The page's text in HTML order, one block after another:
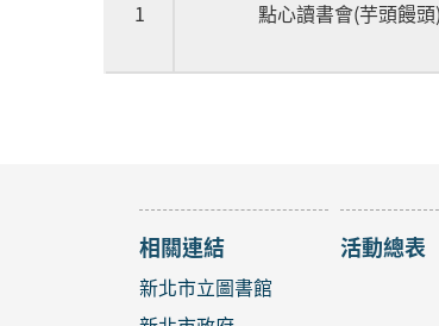
1 點心讀書會(芋頭饅頭)
相關連結
新北市立圖書館
活動總表